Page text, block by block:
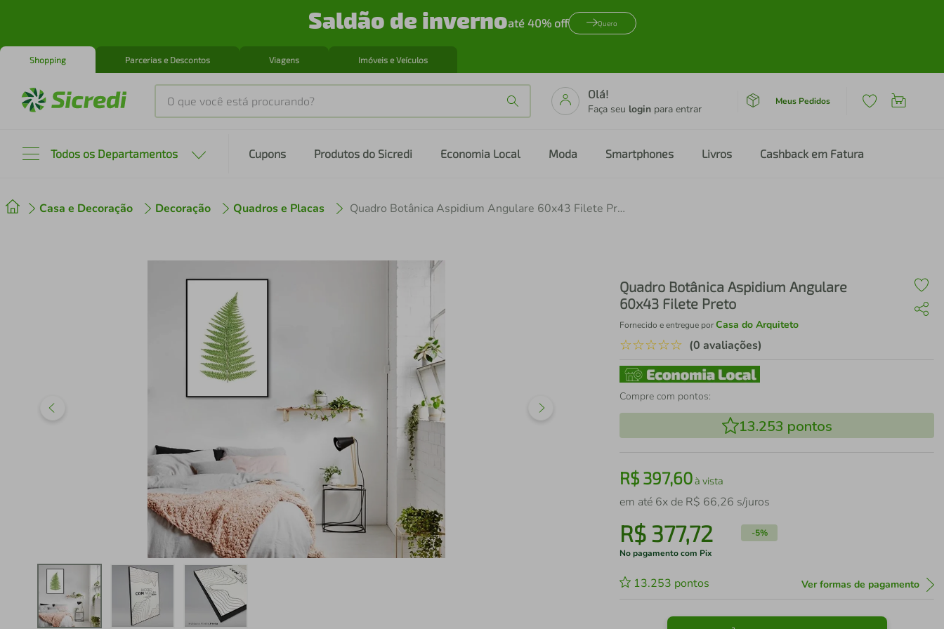
Saldão de invernoaté 40% off Quero
Shopping Parcerias e Descontos Viagens Imóveis e Veículos
O que você está procurando?
Olá!
Faça seu login para entrar
Meus Pedidos
Todos os Departamentos Cupons Produtos do Sicredi Economia Local Moda Smartphones Livros Cashback em Fatura
Casa e Decoração Decoração Quadros e Placas Quadro Botânica Aspidium Angulare 60x43 Filete Preto
Quadro Botânica Aspidium Angulare
60x43 Filete Preto
Fornecido e entregue porCasa do Arquiteto
☆☆☆☆☆ (0 avaliações)
Compre com pontos:
13.253 pontos
R$397,60à vista
em até 6x de R$ 66,26 s/juros
R$ 377,72 -5%
No pagamento com Pix
13.253 pontos Ver formas de pagamento
º cafeteira